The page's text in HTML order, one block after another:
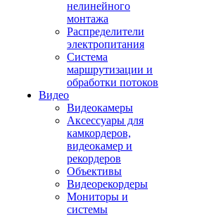
нелинейного
монтажа
Распределители
электропитания
Система
маршрутизации и
обработки потоков
Видео
Видеокамеры
Аксессуары для
камкордеров,
видеокамер и
рекордеров
Объективы
Видеорекордеры
Мониторы и
системы